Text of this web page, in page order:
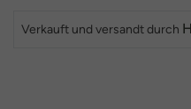
Verkauft und versandt durch